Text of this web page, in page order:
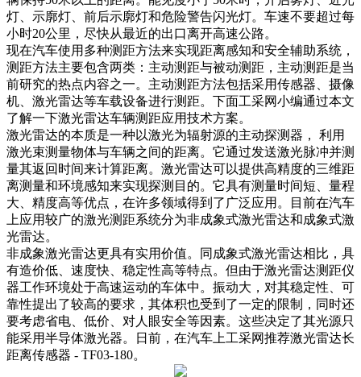
灯、示廓灯、前后示廓灯和危险警告闪光灯。车速不要超过每
小时20公里，尽快从最近的出口离开高速公路。
现在汽车使用多种测距方法来实现距离感知和安全辅助系统，
测距方法主要包含两类：主动测距与被动测距，主动测距是当
前研究的热点内容之一。主动测距方法包括采用传感器、摄像
机、激光雷达等车载设备进行测距。下面工采网小编通过本文
了解一下激光雷达车辆测距应用技术方案。
激光雷达的本质是一种以激光为辐射源的主动探测器，
利用
激光束测量物体与车辆之间的距离。它通过发送激光脉冲并测
量其返回时间来计算距离。激光雷达可以提供高精度的三维距
离测量和环境感知来实现探测目的。它具有测量时间短、量程
大、精度高等优点，在许多领域得到了广泛应用。目前在汽车
上应用较广的激光测距系统分为非成象式激光雷达和成象式激
光雷达。
非成象激光雷达更具有实用价值。同成象式激光雷达相比，具
有造价低、速度快、稳定性高等特点。但由于激光雷达测距仪
器工作环境处于高速运动的车体中。振动大，对其稳定性、可
靠性提出了较高的要求，其体积也受到了一定的限制，同时还
要考虑省电、低价、对人眼安全等因素。这些决定了其光源只
能采用半导体激光器。日前，在汽车上工采网推荐激光雷达长
距离传感器 - TF03-180。